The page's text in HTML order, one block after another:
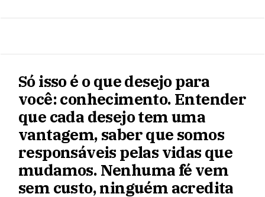
Só isso é o que desejo para
você: conhecimento. Entender
que cada desejo tem uma
vantagem, saber que somos
responsáveis ​​pelas vidas que
mudamos. Nenhuma fé vem
sem custo, ninguém acredita